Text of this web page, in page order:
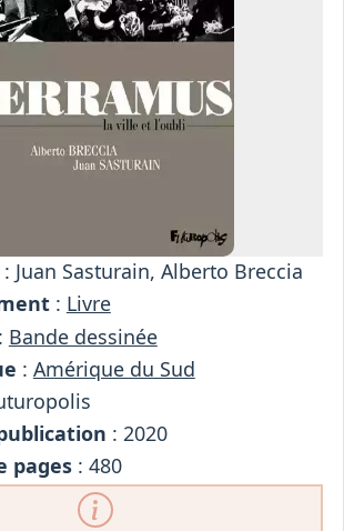
Juan Sasturain, Alberto Breccia
: Livre
: Bande dessinée
: Amérique du Sud
: 2020
pages: 480